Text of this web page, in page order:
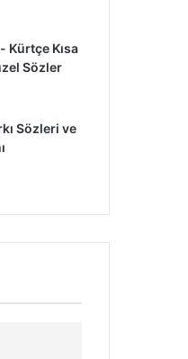
Kürtçe Kısa
Sözler
Sözleri ve